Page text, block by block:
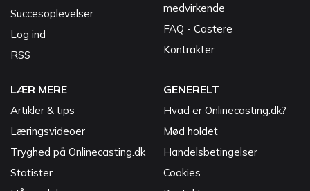
Succesoplevelser
Log ind
RSS
medvirkende
FAQ - Castere
Kontrakter
LÆR MERE
Artikler & tips
Læringsvideoer
Tryghed på Onlinecasting.dk
Statister
GENERELT
Hvad er Onlinecasting.dk?
Mød holdet
Handelsbetingelser
Cookies